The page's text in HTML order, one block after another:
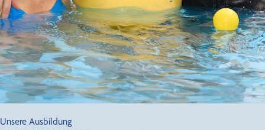
Über uns
Kontakt
Unsere Ausbildung